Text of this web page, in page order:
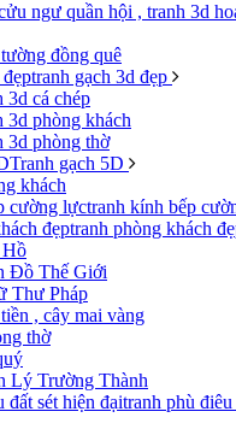
ngư quần hội , tranh 3d
đồng quê
tranh gạch 3d đẹp
3d cá chép
3d phòng khách
3d phòng thờ
Tranh gạch 5D
khách
tranh kính bếp
tranh phòng khách
Hồ
Đồ Thế Giới
Thư Pháp
, cây mai vàng
thờ
Lý Trường Thành
tranh phù điêu